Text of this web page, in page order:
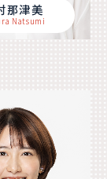
那津美
Natsumi